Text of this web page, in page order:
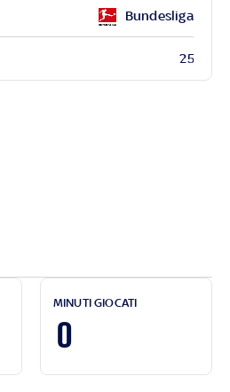
Bundesliga
25
MINUTI GIOCATI
0